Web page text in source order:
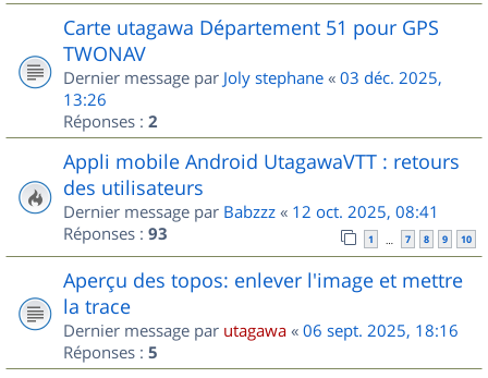
Carte utagawa Département 51 pour GPS
TWONAV
Dernier message par Joly stephane « 03 déc. 2025,
13:26
Réponses : 2
Appli mobile Android UtagawaVTT : retours
des utilisateurs
Dernier message par Babzzz « 12 oct. 2025, 08:41
Réponses : 93 1 … 7 8 9 10
Aperçu des topos: enlever l'image et mettre
la trace
Dernier message par utagawa « 06 sept. 2025, 18:16
Réponses : 5